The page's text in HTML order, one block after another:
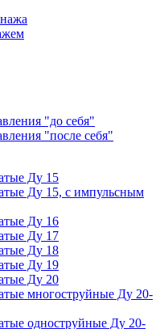
"до себя"
"после себя"
Ду 15
Ду 15, с импульсным
Ду 16
Ду 17
Ду 18
Ду 19
Ду 20
многоструйные Ду 20-
одноструйные Ду 20-